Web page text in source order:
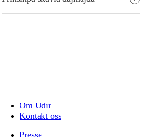
Om Udir
Kontakt oss
Presse